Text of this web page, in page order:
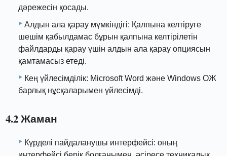
дәрежесін қосады.
Алдын ала қарау мүмкіндігі: Қалпына келтіруге
шешім қабылдамас бұрын қалпына келтірілетін
файлдарды қарау үшін алдын ала қарау опциясын
қамтамасыз етеді.
Кең үйлесімділік: Microsoft Word және Windows ОЖ
барлық нұсқаларымен үйлесімді.
4.2 Жаман
Күрделі пайдаланушы интерфейсі: оның